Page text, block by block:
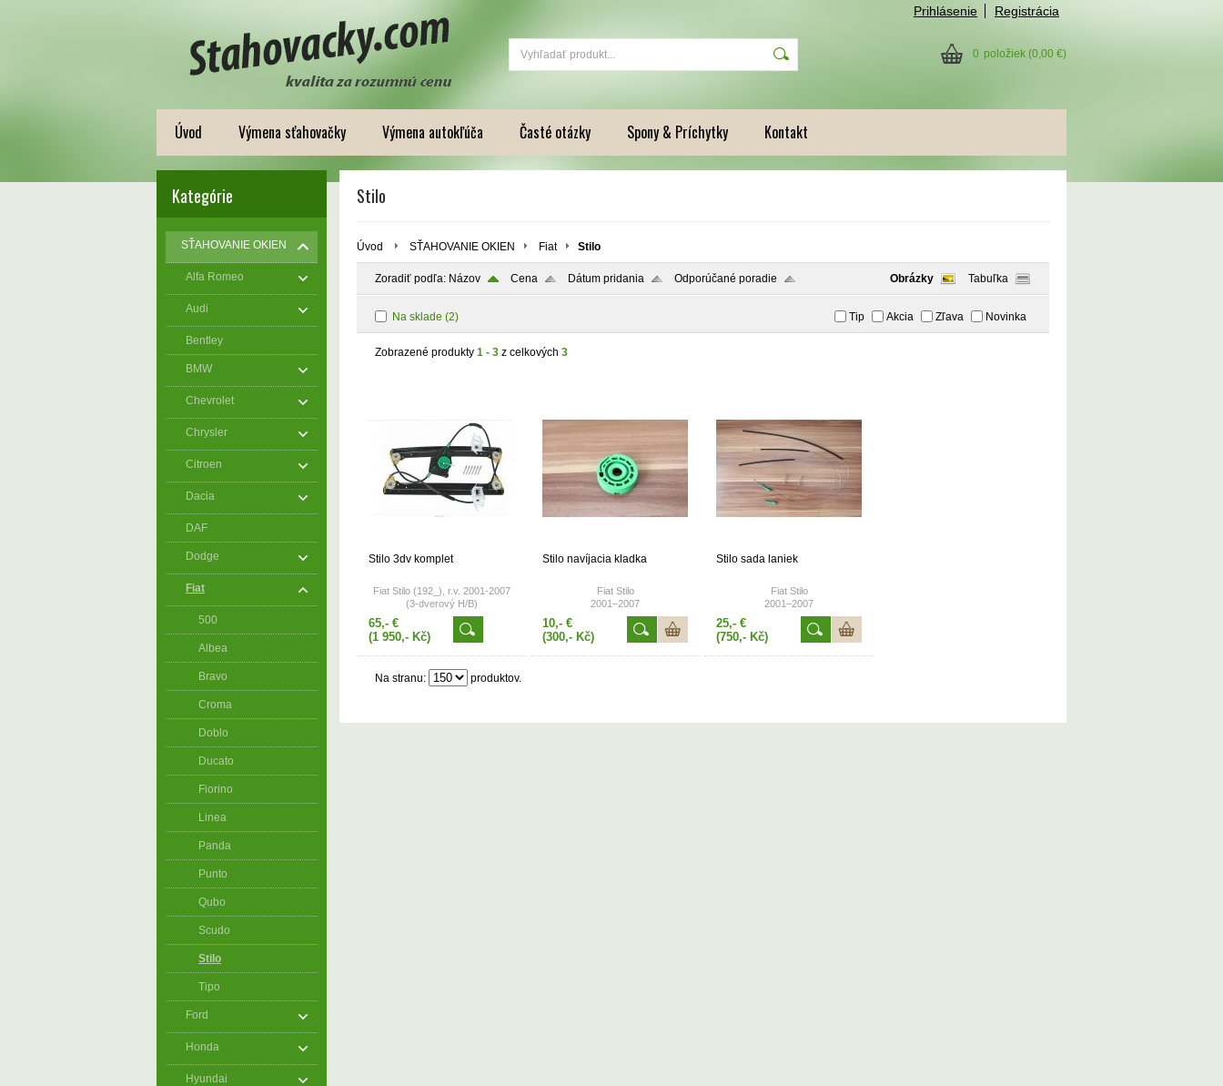
Prihlásenie Registrácia
0 položiek (0,00 €)
Úvod Výmena sťahovačky Výmena autokľúča Časté otázky Spony & Príchytky Kontakt
Kategórie
SŤAHOVANIE OKIEN
Alfa Romeo
Audi
Bentley
BMW
Chevrolet
Chrysler
Citroen
Dacia
DAF
Dodge
Fiat
500
Albea
Bravo
Croma
Doblo
Ducato
Fiorino
Linea
Panda
Punto
Qubo
Scudo
Stilo
Tipo
Ford
Honda
Hyundai
Stilo
Úvod SŤAHOVANIE OKIEN Fiat Stilo
Zoradiť podľa: Názov Cena Dátum pridania Odporúčané poradie Obrázky Tabuľka
Na sklade (2) Tip Akcia Zľava Novinka
Zobrazené produkty 1 - 3 z celkových 3
Stilo 3dv komplet
Fiat Stilo (192_), r.v. 2001-2007
(3-dverový H/B)
65,- €
(1 950,- Kč)
Stilo navíjacia kladka
Fiat Stilo
2001–2007
10,- €
(300,- Kč)
Stilo sada laniek
Fiat Stilo
2001–2007
25,- €
(750,- Kč)
Na stranu: produktov.